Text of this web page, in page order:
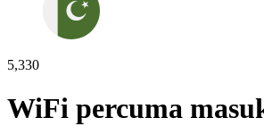
5,330
WiFi percuma